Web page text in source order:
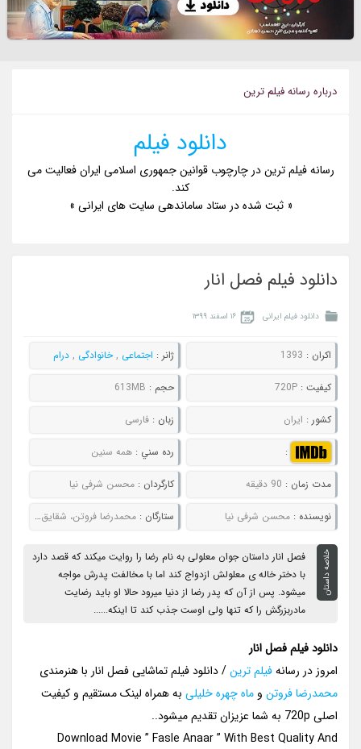
درباره رسانه فيلم ترين
دانلود فیلم
رسانه فیلم ترین در چارچوب قوانین جمهوری اسلامی ایران فعالیت می
کند.
« ثبت شده در ستاد ساماندهی سایت های ایرانی »
دانلود فیلم فصل انار
دانلود فیلم ایرانی ۱۶ اسفند ۱۳۹۹
اکران : 1393 ژانر : اجتماعی ,خانوادگی , درام
کيفيت :720P حجم : 613MB
کشور : ایران زبان : فارسی
: رده سني : همه سنین
مدت زمان : 90 دقیقه کارگردان : محسن شرفی نیا
نويسنده :محسن شرفی نیا ستارگان : محمدرضا فروتن، شقایق فراهانی، ماه‌چهره خلیلی، سیدجلیل میرطبایی
خلاصه داستان
فصل انار داستان جوان معلولی به نام رضا را روایت میکند که قصد دارد
با دختر خاله ی معلولش ازدواج کند اما با مخالفت پدرش مواجه
میشود. پس از آن که پدر رضا از دنیا میرود حالا او باید رضایت
مادربزرگش را که تنها ولی اوست جذب کند تا اینکه......
دانلود فیلم فصل انار
امروز در رسانهفیلم ترین/ دانلود فیلم تماشایی فصل انار با هنرمندی
محمدرضا فروتن وماه چهره خلیلی به همراه لینک مستقیم و کیفیت
اصلی 720p به شما عزیزان تقدیم میشود..
Download Movie ” Fasle Anaar ” With Best Quality And